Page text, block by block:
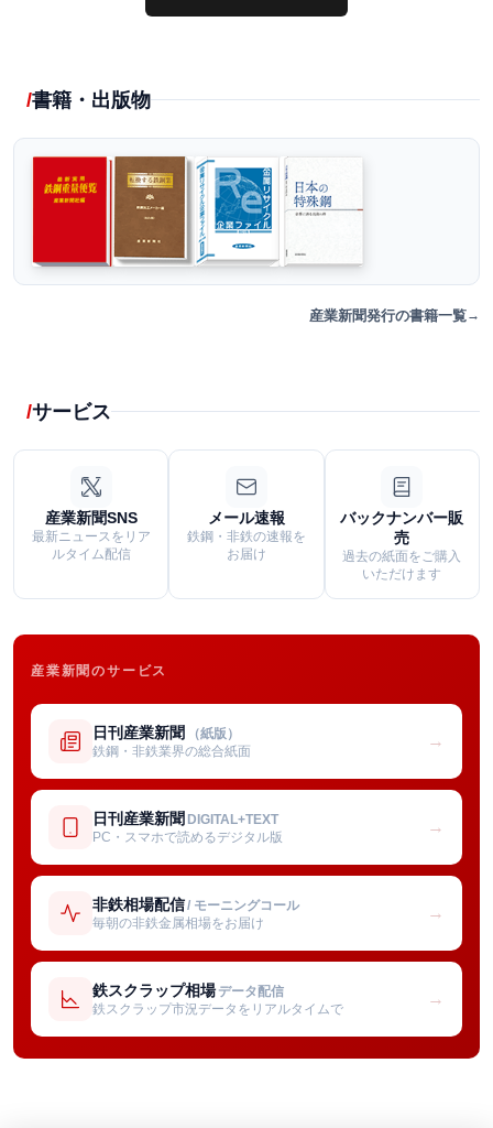
書籍・出版物
産業新聞発行の書籍一覧
サービス
産業新聞SNS
最新ニュースをリア
ルタイム配信
メール速報
鉄鋼・非鉄の速報を
お届け
バックナンバー販
売
過去の紙面をご購入
いただけます
産業新聞のサービス
日刊産業新聞 （紙版）
鉄鋼・非鉄業界の総合紙面
→
日刊産業新聞 DIGITAL+TEXT
PC・スマホで読めるデジタル版
→
非鉄相場配信/ モーニングコール
毎朝の非鉄金属相場をお届け
→
鉄スクラップ相場 データ配信
鉄スクラップ市況データをリアルタイムで
→